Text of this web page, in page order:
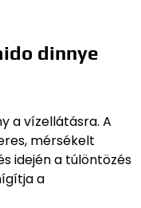
dinnye
a vízellátásra. A
mérsékelt
idején a túlöntözés
a